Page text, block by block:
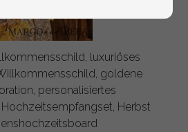
luxuriöses
goldene
personalisiertes
Herbst